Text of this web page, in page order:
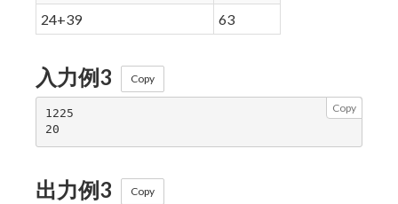
24+39
63
入力例3 Copy
Copy
1225
出力例3 Copy